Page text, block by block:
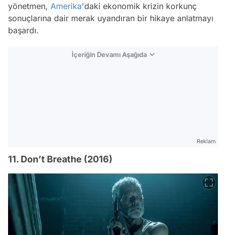
yönetmen, Amerika'daki ekonomik krizin korkunç
sonuçlarına dair merak uyandıran bir hikaye anlatmayı
başardı.
İçeriğin Devamı Aşağıda
Reklam
11. Don’t Breathe (2016)